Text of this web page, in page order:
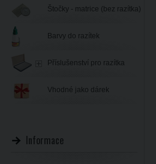
Štočky - matrice (bez razítka)
Barvy do razítek
Příslušenství pro razítka
Vhodné jako dárek
Informace